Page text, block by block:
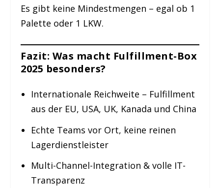
Es gibt keine Mindestmengen – egal ob 1
Palette oder 1 LKW.
Fazit: Was macht Fulfillment-Box
2025 besonders?
Internationale Reichweite – Fulfillment
aus der EU, USA, UK, Kanada und China
Echte Teams vor Ort, keine reinen
Lagerdienstleister
Multi-Channel-Integration & volle IT-
Transparenz